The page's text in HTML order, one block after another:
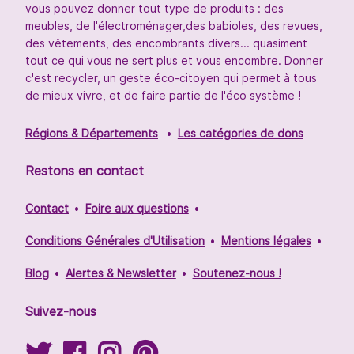
vous pouvez donner tout type de produits : des
meubles, de l'électroménager,des babioles, des revues,
des vêtements, des encombrants divers... quasiment
tout ce qui vous ne sert plus et vous encombre. Donner
c'est recycler, un geste éco-citoyen qui permet à tous
de mieux vivre, et de faire partie de l'éco système !
Régions & Départements Les catégories de dons
Restons en contact
Contact Foire aux questions
Conditions Générales d'Utilisation Mentions légales
Blog Alertes & Newsletter Soutenez-nous !
Suivez-nous